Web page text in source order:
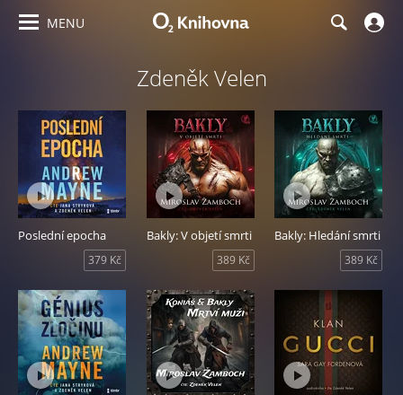
MENU
Zdeněk Velen
Poslední epocha
379 Kč
Bakly: V objetí smrti
389 Kč
Bakly: Hledání smrti
389 Kč